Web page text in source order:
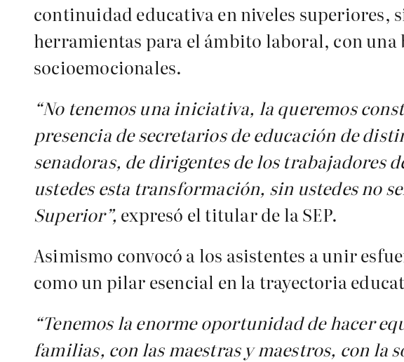
continuidad educativa en niveles superiores,
herramientas para el ámbito laboral, con una
socioemocionales.
“No tenemos una iniciativa, la queremos
presencia de secretarios de educación de
senadoras, de dirigentes de los trabajadores
ustedes esta transformación, sin ustedes no
Superior”, expresó el titular de la SEP.
Asimismo convocó a los asistentes a unir
como un pilar esencial en la trayectoria
“Tenemos la enorme oportunidad de hacer
familias, con las maestras y maestros, con la